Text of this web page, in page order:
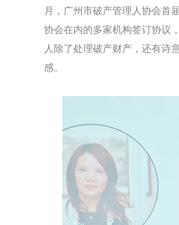
月，广州市破产管理人协会首
协会在内的多家机构签订协议
人除了处理破产财产，还有诗
感。